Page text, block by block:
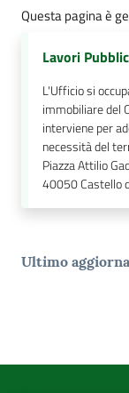
Questa pagina è
Lavori
L'Ufficio si
immobiliare del
interviene per
necessità del
Piazza Attilio
40050Castello
Ultimo